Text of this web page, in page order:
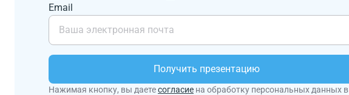
Email
Получить презентацию
Нажимая кнопку, вы даетесогласие на обработку персональных данных в